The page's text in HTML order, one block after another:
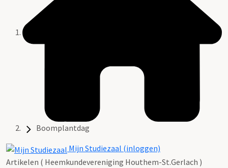
Boomplantdag
Mijn Studiezaal (inloggen)
Artikelen ( Heemkundevereniging Houthem-St.Gerlach )